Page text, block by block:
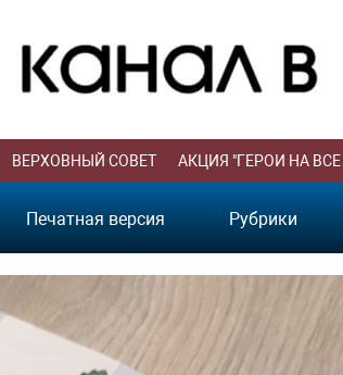
ВЕРХОВНЫЙ СОВЕТ АКЦИЯ "ГЕРОИ НА
Печатная версия Рубрики